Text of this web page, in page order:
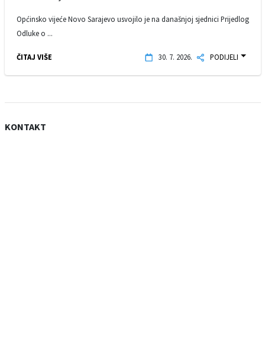
Općinsko vijeće Novo Sarajevo usvojilo je na današnjoj sjednici Prijedlog
Odluke o ...
ČITAJ VIŠE 30. 7. 2026. PODIJELI
KONTAKT